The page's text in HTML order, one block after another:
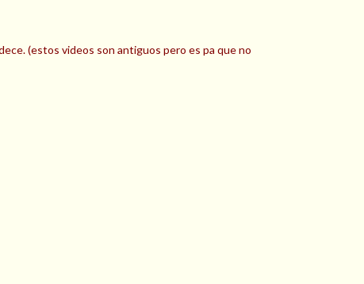
(estos videos son antiguos pero es pa que no